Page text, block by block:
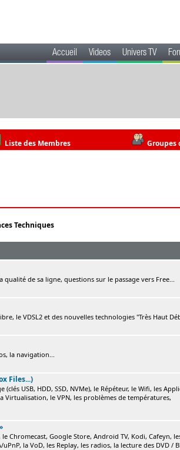
Accueil Videos Univers TV
Liste des Membres
Techniques
de sa ligne, questions sur le passage vers Free...
le VDSL2 et des nouvelles technologies "Très Haut
la navigation...
Files...)
USB, HDD, SSD, NVMe), le Répéteur, le Wifi, les
Virtualisation, le VPN, les problèmes de températures,
Chromecast, Google Store, Android TV, Kodi, Cafeyn,
la VoD, les Replay, les radios, la lecture des DVD /